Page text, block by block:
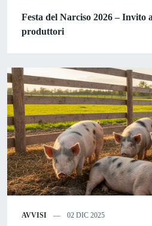
Festa del Narciso 2026 – Invito
produttori
AVVISI 02 DIC 2025